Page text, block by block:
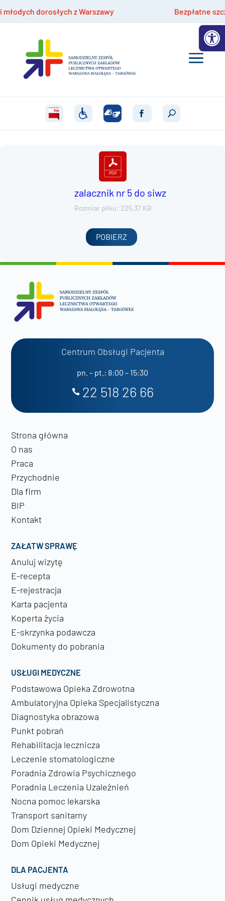
dorosłych z Warszawy Bezpłatne
zalacznik nr 5 do siwz
Rozmiar pliku: 225.37 KB
POBIERZ
Centrum Obsługi Pacjenta
pn. – pt.: 8:00 – 15:30
22 518 26 66
Strona główna
O nas
Praca
Przychodnie
Dla firm
BIP
Kontakt
ZAŁATW SPRAWĘ
Anuluj wizytę
E-recepta
E-rejestracja
Karta pacjenta
Koperta życia
E-skrzynka podawcza
Dokumenty do pobrania
USŁUGI MEDYCZNE
Podstawowa Opieka Zdrowotna
Ambulatoryjna Opieka Specjalistyczna
Diagnostyka obrazowa
Punkt pobrań
Rehabilitacja lecznicza
Leczenie stomatologiczne
Poradnia Zdrowia Psychicznego
Poradnia Leczenia Uzależnień
Nocna pomoc lekarska
Transport sanitarny
Dom Dziennej Opieki Medycznej
Dom Opieki Medycznej
DLA PACJENTA
Usługi medyczne